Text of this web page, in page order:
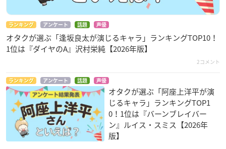
ランキング アンケート 話題 声優
オタクが選ぶ「逢坂良太が演じるキャラ」ランキングTOP10！
1位は『ダイヤのA』沢村栄純【2026年版】
2コメント
ランキング アンケート 話題 声優
オタクが選ぶ「阿座上洋平が演
じるキャラ」ランキングTOP1
0！1位は『バーンブレイバー
ン』ルイス・スミス【2026年
版】